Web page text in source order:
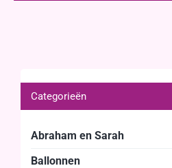
Categorieën
Abraham en Sarah
Ballonnen